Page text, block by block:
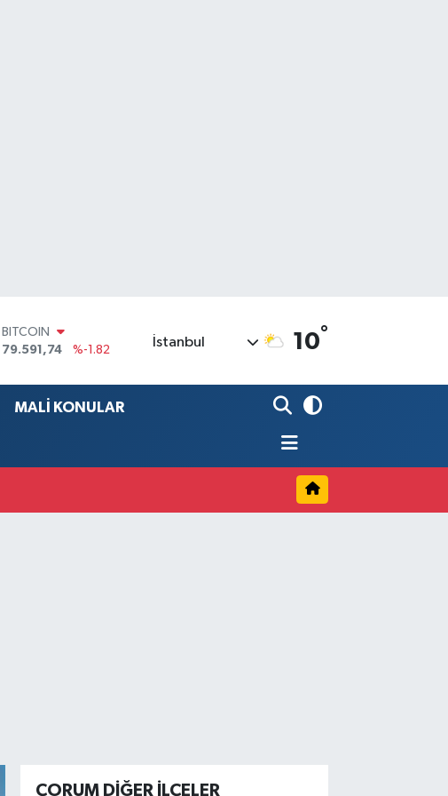
79.591,74
DOLAR
EURO
53,38690
%0.19
6862,09000
%0.19
İstanbul 10°
MALİ KONULAR
ÇORUM DIĞER İLÇELER